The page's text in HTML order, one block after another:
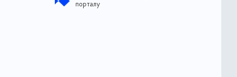
порталу